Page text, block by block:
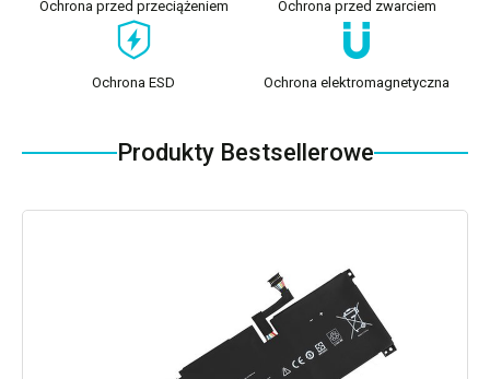
Ochrona przed przeciążeniem Ochrona przed zwarciem
Ochrona ESD Ochrona elektromagnetyczna
Produkty Bestsellerowe